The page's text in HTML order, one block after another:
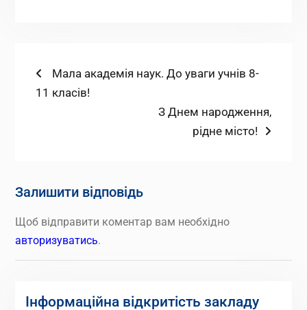
Навігація
записів
Попередній
запис:
Мала академія наук. До уваги учнів 8-
11 класів!
Наступний
З Днем народження,
рідне місто!
Залишити відповідь
Щоб відправити коментар вам необхідно
авторизуватись.
Інформаційна відкритість закладу